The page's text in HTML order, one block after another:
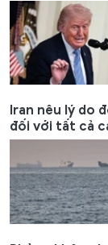
Iran nêu lý do
đối với tất cả